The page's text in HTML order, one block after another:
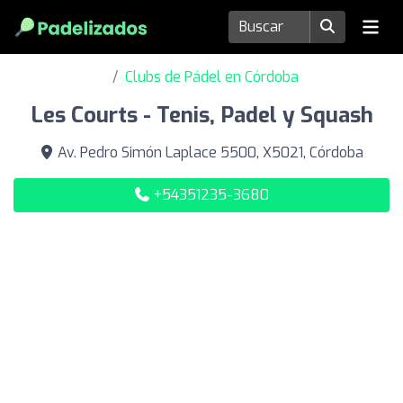
Clubs de Pádel en Córdoba
Les Courts - Tenis, Padel y Squash
Av. Pedro Simón Laplace 5500, X5021, Córdoba
+54351235-3680